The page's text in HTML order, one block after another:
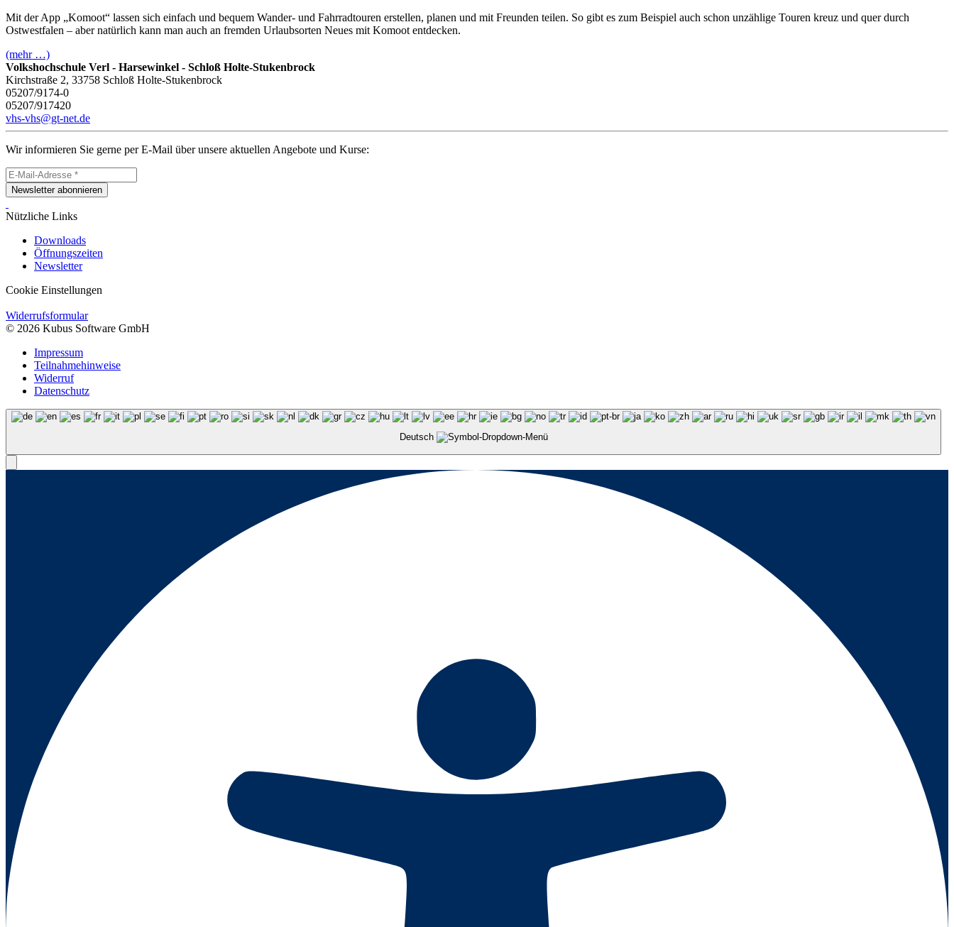
Mit der App „Komoot“ lassen sich einfach und bequem Wander- und Fahrradtouren erstellen, planen und mit Freunden teilen. So gibt es zum Beispiel auch schon unzählige Touren kreuz und quer durch
Ostwestfalen – aber natürlich kann man auch an fremden Urlaubsorten Neues mit Komoot entdecken.
(mehr …)
Volkshochschule Verl - Harsewinkel - Schloß Holte-Stukenbrock
Kirchstraße 2, 33758 Schloß Holte-Stukenbrock
05207/9174-0
05207/917420
vhs-vhs@gt-net.de
Wir informieren Sie gerne per E-Mail über unsere aktuellen Angebote und Kurse:
Newsletter abonnieren
Nützliche Links
Downloads
Öffnungszeiten
Newsletter
Cookie Einstellungen
Widerrufsformular
© 2026 Kubus Software GmbH
Impressum
Teilnahmehinweise
Widerruf
Datenschutz
Deutsch